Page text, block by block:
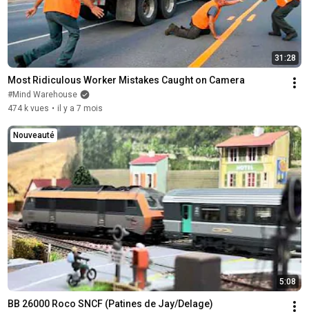
31:28
Most Ridiculous Worker Mistakes Caught on Camera
#Mind Warehouse
474 k vues • il y a 7 mois
5:08
Nouveauté
BB 26000 Roco SNCF (Patines de Jay/Delage)